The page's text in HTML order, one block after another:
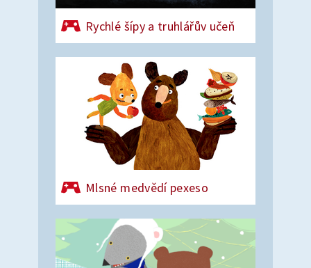
Rychlé šípy a truhlářův učeň
Mlsné medvědí pexeso